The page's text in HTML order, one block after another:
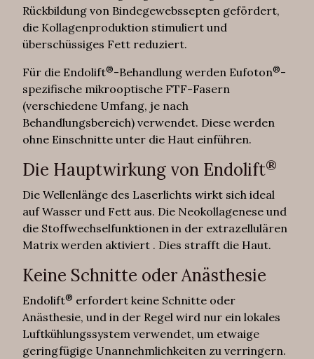
Rückbildung von Bindegewebssepten gefördert,
die Kollagenproduktion stimuliert und
überschüssiges Fett reduziert.
Für die Endolift®-Behandlung werden Eufoton®-
spezifische mikrooptische FTF-Fasern
(verschiedene Umfang, je nach
Behandlungsbereich) verwendet. Diese werden
ohne Einschnitte unter die Haut einführen.
Die Hauptwirkung von Endolift®
Die Wellenlänge des Laserlichts wirkt sich ideal
auf Wasser und Fett aus. Die Neokollagenese und
die Stoffwechselfunktionen in der extrazellulären
Matrix werden aktiviert . Dies strafft die Haut.
Keine Schnitte oder Anästhesie
Endolift® erfordert keine Schnitte oder
Anästhesie, und in der Regel wird nur ein lokales
Luftkühlungssystem verwendet, um etwaige
geringfügige Unannehmlichkeiten zu verringern.